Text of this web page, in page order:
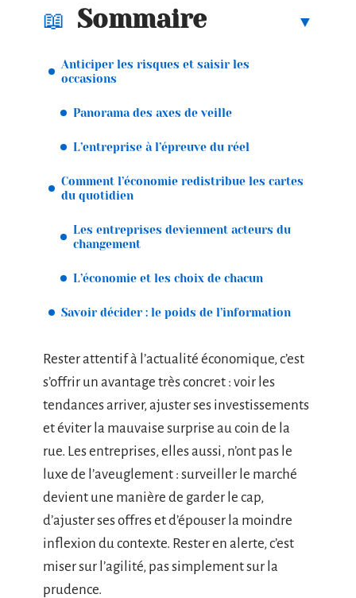
Sommaire
Anticiper les risques et saisir les
occasions
Panorama des axes de veille
L’entreprise à l’épreuve du réel
Comment l’économie redistribue les cartes
du quotidien
Les entreprises deviennent acteurs du
changement
L’économie et les choix de chacun
Savoir décider : le poids de l’information
Rester attentif à l’actualité économique, c’est
s’offrir un avantage très concret : voir les
tendances arriver, ajuster ses investissements
et éviter la mauvaise surprise au coin de la
rue. Les entreprises, elles aussi, n’ont pas le
luxe de l’aveuglement : surveiller le marché
devient une manière de garder le cap,
d’ajuster ses offres et d’épouser la moindre
inflexion du contexte. Rester en alerte, c’est
miser sur l’agilité, pas simplement sur la
prudence.